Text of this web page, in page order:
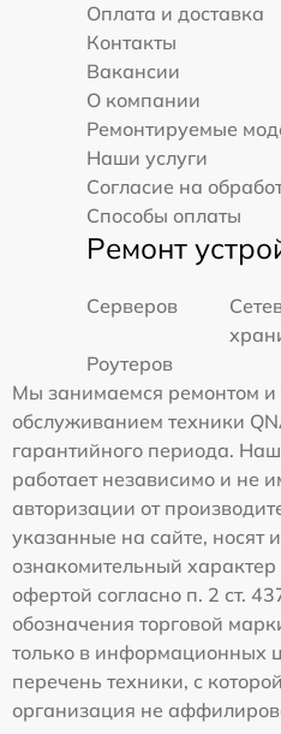
Оплата и доставка
Контакты
Вакансии
О компании
Ремонтируемые
Наши услуги
Согласие на
Способы оплаты
Ремонт
Серверов
Роутеров
Мы занимаемся ремонтом и
обслуживанием техники
гарантийного периода.
работает независимо и не
авторизации от
указанные на сайте, носят
ознакомительный
офертой согласно п. 2 ст.
обозначения торговой
только в информационных
перечень техники, с
организация не